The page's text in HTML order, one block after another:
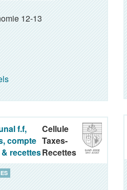
12-13
f.f,
compte
recettes
Cellule
Taxes-
Recettes